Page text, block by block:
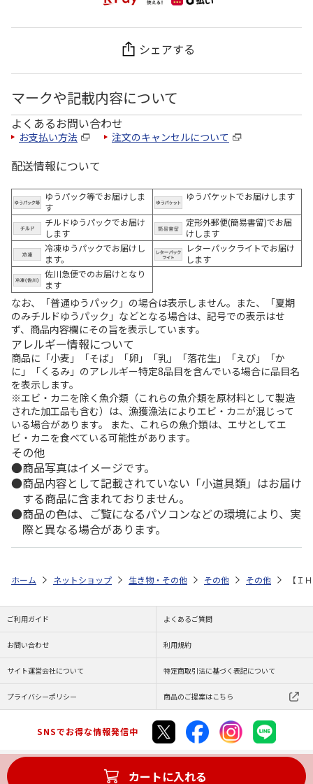
シェアする
マークや記載内容について
よくあるお問い合わせ
お支払い方法 注文のキャンセルについて
配送情報について
ゆうパック等でお届けしま
す
ゆうパケットでお届けします
チルドゆうパックでお届け
します
定形外郵便(簡易書留)でお届
けします
冷凍ゆうパックでお届けし
ます。
レターパックライトでお届け
します
佐川急便でのお届けとなり
ます
なお、「普通ゆうパック」の場合は表示しません。また、「夏期
のみチルドゆうパック」などとなる場合は、記号での表示はせ
ず、商品内容欄にその旨を表示しています。
アレルギー情報について
商品に「小麦」「そば」「卵」「乳」「落花生」「えび」「か
に」「くるみ」のアレルギー特定8品目を含んでいる場合に品目名
を表示します。
※エビ・カニを除く魚介類（これらの魚介類を原材料として製造
された加工品も含む）は、漁獲漁法によりエビ・カニが混じって
いる場合があります。 また、これらの魚介類は、エサとしてエ
ビ・カニを食べている可能性があります。
その他
商品写真はイメージです。
商品内容として記載されていない「小道具類」はお届け
する商品に含まれておりません。
商品の色は、ご覧になるパソコンなどの環境により、実
際と異なる場合があります。
カートに入れる
ホーム ネットショップ 生き物・その他 その他 その他 【Ｉ
ご利用ガイド よくあるご質問
お問い合わせ 利用規約
サイト運営会社について 特定商取引法に基づく表記について
プライバシーポリシー 商品のご提案はこちら
SNSでお得な情報発信中